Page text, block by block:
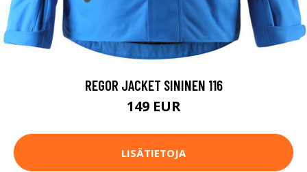
REGOR JACKET SININEN 116
149 EUR
LISÄTIETOJA